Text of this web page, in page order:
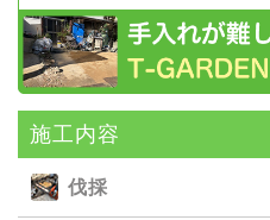
施⼯内容
伐採